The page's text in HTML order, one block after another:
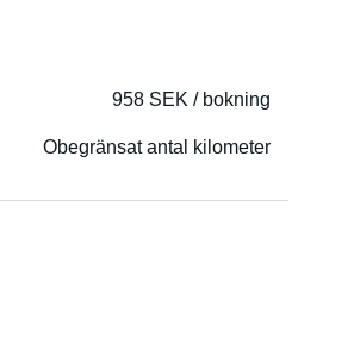
958 SEK / bokning
Obegränsat antal kilometer